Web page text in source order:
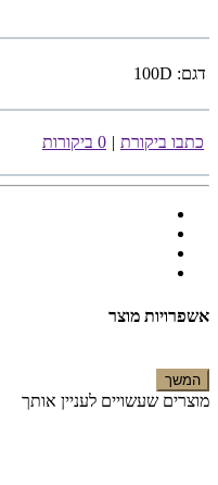
דגם: 100D
כתבו ביקורת | 0 ביקורות
אשפרויות מוצר
המשך
מוצרים שעשויים לעניין אותך